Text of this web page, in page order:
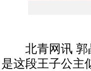
北青网讯 郭晶
是这段王子公主